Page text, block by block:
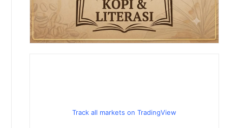
Track all markets on TradingView